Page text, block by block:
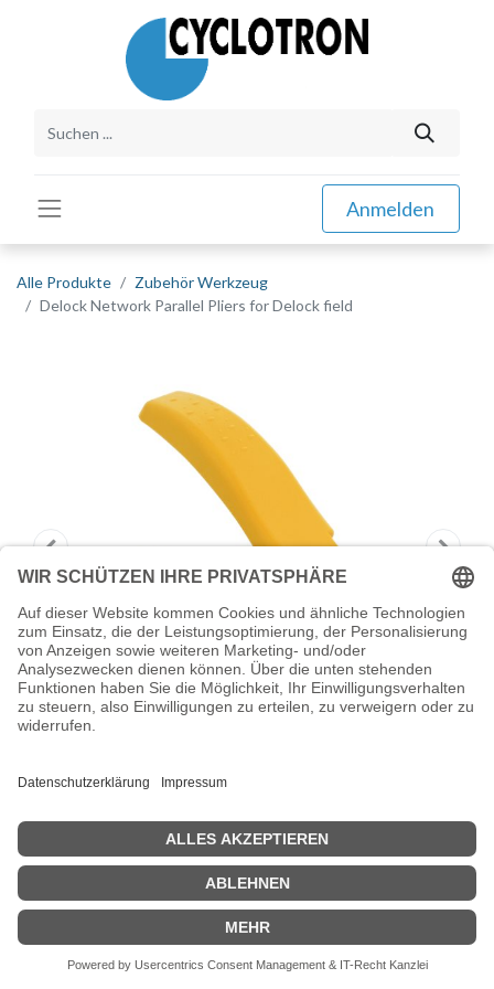
Anmelden
Alle Produkte
Zubehör Werkzeug
Delock Network Parallel Pliers for Delock field
Delock Network Parallel Pliers for
Delock field
Delock Network Parallel Pliers for Delock field assembly plugs -
Crimpwerkzeug
Zeige Preise inklusiv MwSt. (Brutto)
16,47€ inkl. MwSt.